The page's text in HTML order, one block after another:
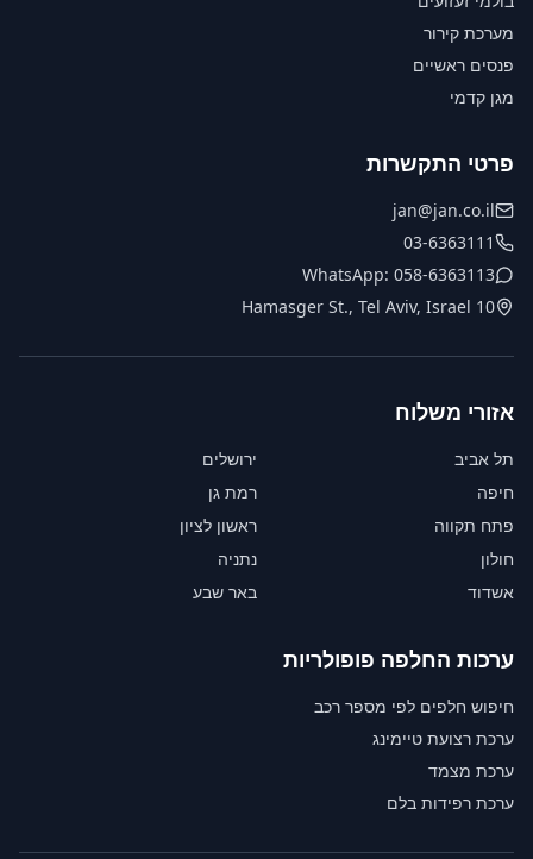
מערכת קירור
פנסים ראשיים
מגן קדמי
פרטי התקשרות
jan@jan.co.il
03-6363111
WhatsApp: 058-6363113
10 Hamasger St., Tel Aviv, Israel
אזורי משלוח
תל אביב
ירושלים
חיפה
רמת גן
פתח תקווה
ראשון לציון
חולון
נתניה
אשדוד
באר שבע
ערכות החלפה פופולריות
חיפוש חלפים לפי מספר רכב
ערכת רצועת טיימינג
ערכת מצמד
ערכת רפידות בלם